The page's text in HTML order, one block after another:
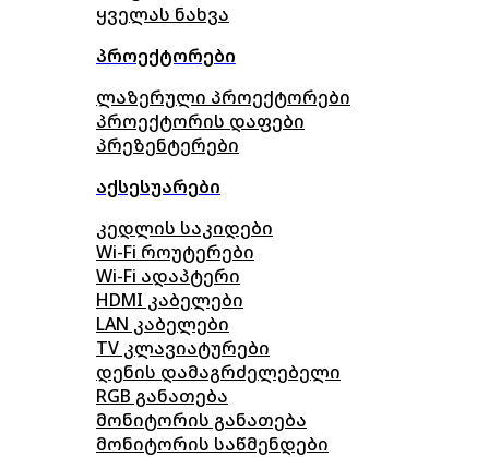
ყველას ნახვა
პროექტორები
ლაზერული პროექტორები
პროექტორის დაფები
პრეზენტერები
აქსესუარები
კედლის საკიდები
Wi-Fi როუტერები
Wi-Fi ადაპტერი
HDMI კაბელები
LAN კაბელები
TV კლავიატურები
დენის დამაგრძელებელი
RGB განათება
მონიტორის განათება
მონიტორის საწმენდები